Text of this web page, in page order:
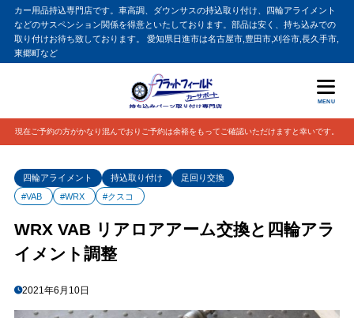
カー用品持込専門店です。車高調、ダウンサスの持込取り付け、四輪アライメント
などのサスペンション関係を得意といたしております。部品は安く、持ち込みでの
取り付けお待ち致しております。 愛知県日進市は名古屋市,豊田市,刈谷市,長久手市,
東郷町など
MENU
現在ご予約の方がかなり混んでおりご予約は余裕をもってご確認いただけますと幸いです。
四輪アライメント 持込取り付け
足回り交換
#VAB
#WRX #クスコ
WRX VAB リアロアアーム交換と四輪アラ
イメント調整
2021年6月10日